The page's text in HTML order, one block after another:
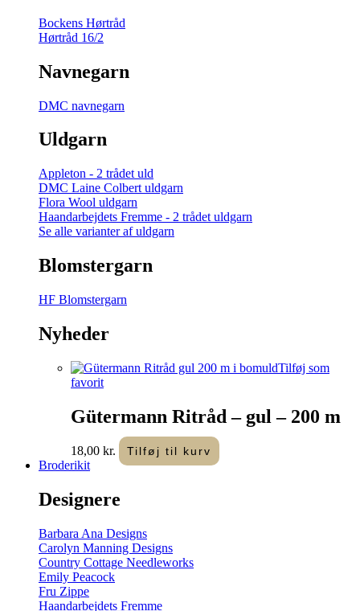
Bockens Hørtråd
Hørtråd 16/2
Navnegarn
DMC navnegarn
Uldgarn
Appleton - 2 trådet uld
DMC Laine Colbert uldgarn
Flora Wool uldgarn
Haandarbejdets Fremme - 2 trådet uldgarn
Se alle varianter af uldgarn
Blomstergarn
HF Blomstergarn
Nyheder
Tilføj som
favorit
Gütermann Ritråd – gul – 200 m
18,00 kr. Tilføj til kurv
Broderikit
Designere
Barbara Ana Designs
Carolyn Manning Designs
Country Cottage Needleworks
Emily Peacock
Fru Zippe
Haandarbejdets Fremme